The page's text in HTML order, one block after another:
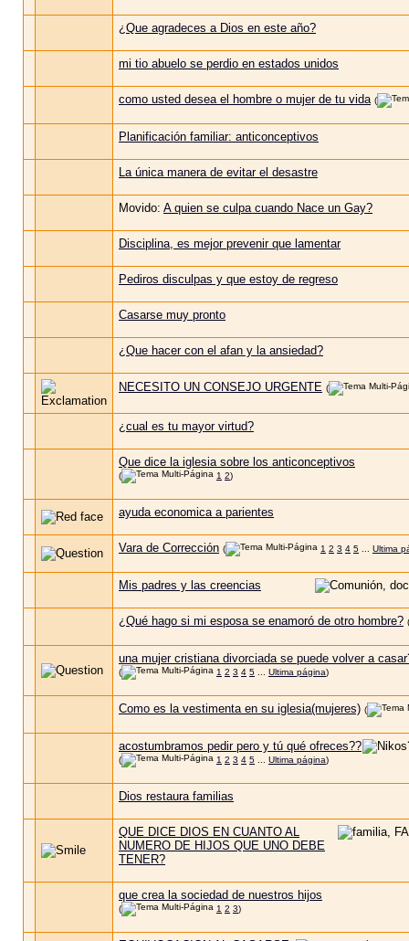
¿Que agradeces a Dios en este año?
mi tio abuelo se perdio en estados unidos
como usted desea el hombre o mujer de tu vida (
Planificación familiar: anticonceptivos
La única manera de evitar el desastre
Movido: A quien se culpa cuando Nace un Gay?
Disciplina, es mejor prevenir que lamentar
Pediros disculpas y que estoy de regreso
Casarse muy pronto
¿Que hacer con el afan y la ansiedad?
NECESITO UN CONSEJO URGENTE (
¿cual es tu mayor virtud?
Que dice la iglesia sobre los anticonceptivos
( 1 2)
ayuda economica a parientes
Vara de Corrección ( 1 2 3 4 5 Ultima
Mis padres y las creencias
¿Qué hago si mi esposa se enamoró de otro hombre? (
una mujer cristiana divorciada se puede volver a
( 1 2 3 4 5 Ultima página)
Como es la vestimenta en su iglesia(mujeres) (
acostumbramos pedir pero y tú qué ofreces??
( 1 2 3 4 5 Ultima página)
Dios restaura familias
QUE DICE DIOS EN CUANTO AL
NUMERO DE HIJOS QUE UNO DEBE
TENER?
que crea la sociedad de nuestros hijos
( 1 2 3)